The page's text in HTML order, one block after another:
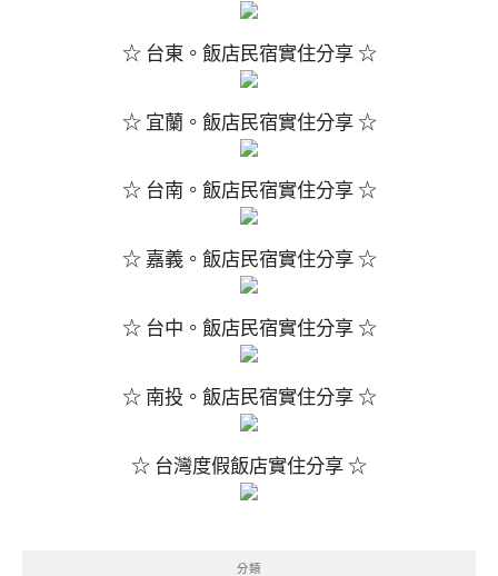
☆ 台東。飯店民宿實住分享 ☆
☆ 宜蘭。飯店民宿實住分享 ☆
☆ 台南。飯店民宿實住分享 ☆
☆ 嘉義。飯店民宿實住分享 ☆
☆ 台中。飯店民宿實住分享 ☆
☆ 南投。飯店民宿實住分享 ☆
☆ 台灣度假飯店實住分享 ☆
分類